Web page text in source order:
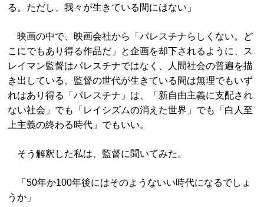
る。ただし、我々が生きている間にはない」
映画の中で、映画会社から「パレスチナらしくない。ど
こにでもあり得る作品だ」と企画を却下されるように、ス
レイマン監督はパレスチナではなく、人間社会の普遍を描
き出している。監督の世代が生きている間は無理でもいず
れはあり得る「パレスチナ」は、「新自由主義に支配され
ない社会」でも「レイシズムの消えた世界」でも「白人至
上主義の終わる時代」でもいい。
そう解釈した私は、監督に聞いてみた。
「50年か100年後にはそのようないい時代になるでしょ
うか」